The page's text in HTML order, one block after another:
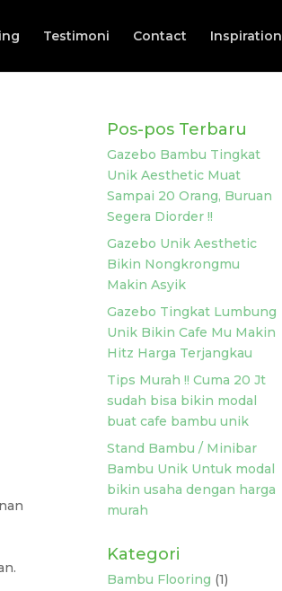
Testimoni Contact Inspiration
Pos-pos Terbaru
Gazebo Bambu Tingkat
Unik Aesthetic Muat
Sampai 20 Orang, Buruan
Segera Diorder !!
Gazebo Unik Aesthetic
Bikin Nongkrongmu
Makin Asyik
Gazebo Tingkat Lumbung
Unik Bikin Cafe Mu Makin
Hitz Harga Terjangkau
Tips Murah !! Cuma 20 Jt
sudah bisa bikin modal
buat cafe bambu unik
Stand Bambu / Minibar
Bambu Unik Untuk modal
bikin usaha dengan harga
murah
Kategori
Bambu Flooring (1)